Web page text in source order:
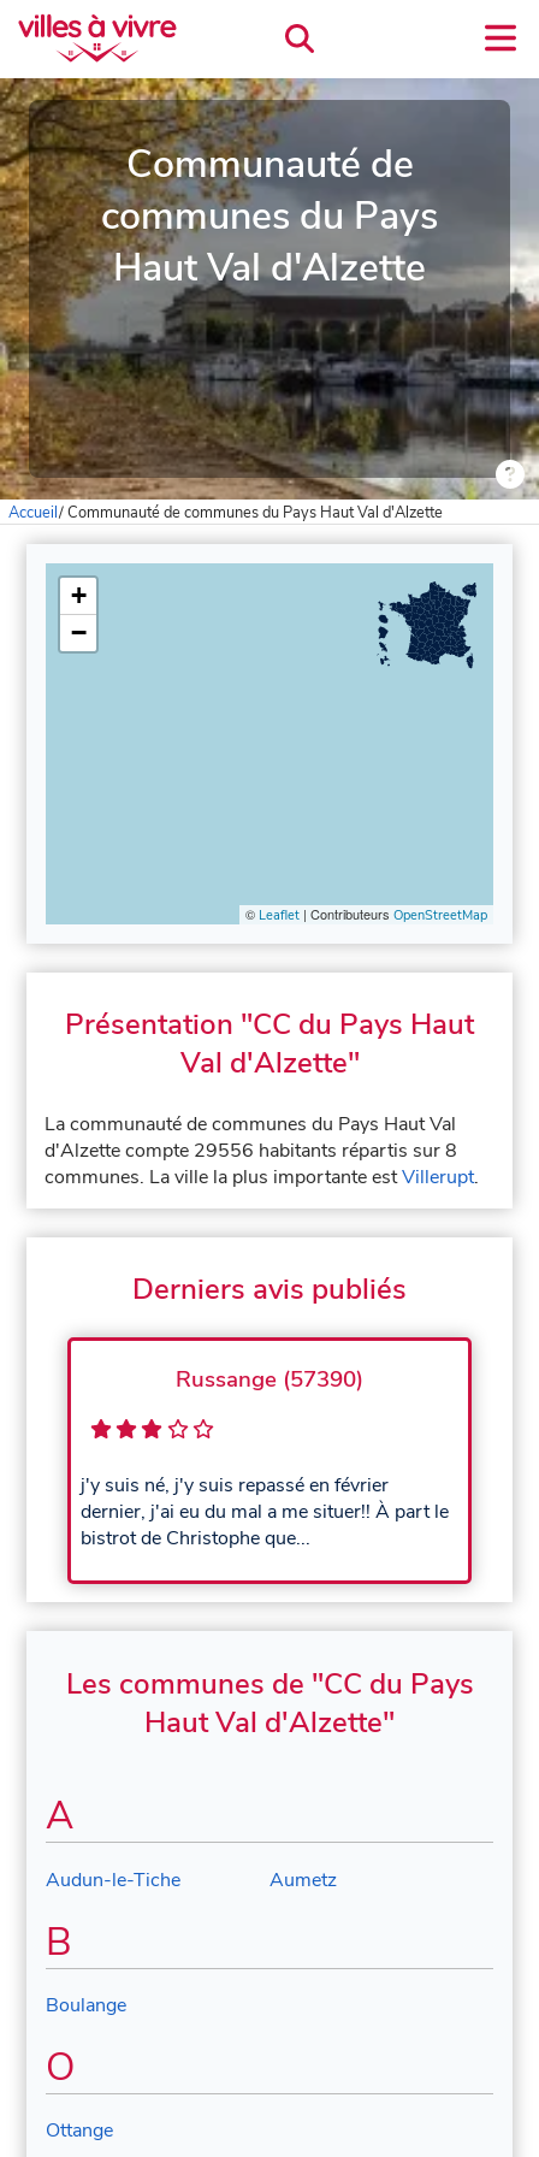
Communauté de
communes du Pays
Haut Val d'Alzette
Accueil/Communauté de communes du Pays Haut Val d'Alzette
+
−
© Leaflet| Contributeurs OpenStreetMap
Présentation "CC du Pays Haut
Val d'Alzette"
La communauté de communes du Pays Haut Val
d'Alzette compte 29556 habitants répartis sur 8
communes. La ville la plus importante estVillerupt.
Derniers avis publiés
Russange (57390)
j'y suis né, j'y suis repassé en février
dernier, j'ai eu du mal a me situer!! À part le
bistrot de Christophe que...
Les communes de "CC du Pays
Haut Val d'Alzette"
A
Audun-le-Tiche Aumetz
B
Boulange
O
Ottange